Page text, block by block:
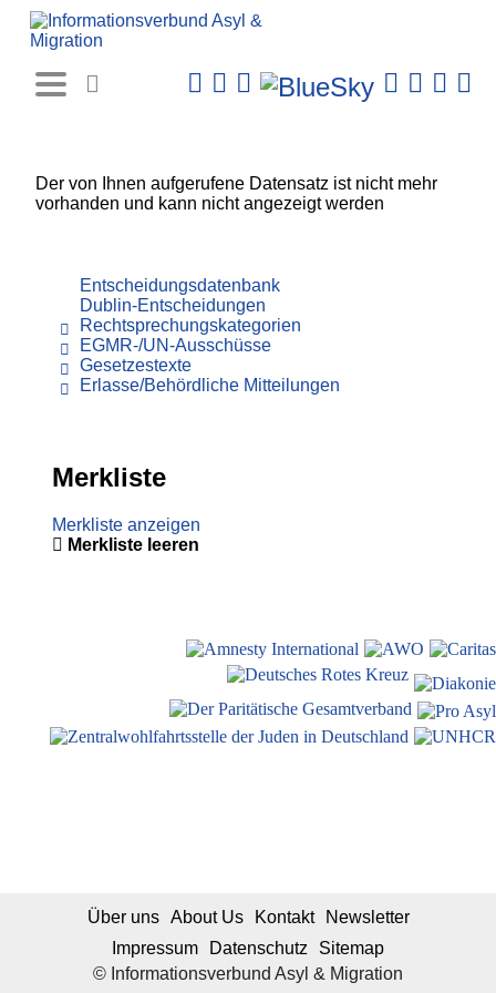
Der von Ihnen aufgerufene Datensatz ist nicht mehr
vorhanden und kann nicht angezeigt werden
Entscheidungsdatenbank
Dublin-Entscheidungen
Rechtsprechungskategorien
EGMR-/UN-Ausschüsse
Gesetzestexte
Erlasse/Behördliche Mitteilungen
Merkliste
Merkliste anzeigen
Merkliste leeren
© Informationsverbund Asyl & Migration
Über uns About Us Kontakt
Newsletter
Impressum
Datenschutz Sitemap